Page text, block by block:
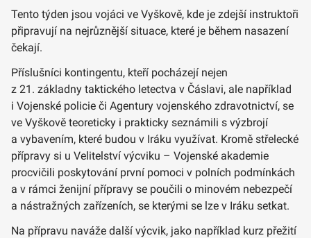
Tento týden jsou vojáci ve Vyškově, kde je zdejší instruktoři
připravují na nejrůznější situace, které je během nasazení
čekají.
Příslušníci kontingentu, kteří pocházejí nejen
z 21. základny taktického letectva v Čáslavi, ale například
i Vojenské policie či Agentury vojenského zdravotnictví, se
ve Vyškově teoreticky i prakticky seznámili s výzbrojí
a vybavením, které budou v Iráku využívat. Kromě střelecké
přípravy si u Velitelství výcviku – Vojenské akademie
procvičili poskytování první pomoci v polních podmínkách
a v rámci ženijní přípravy se poučili o minovém nebezpečí
a nástražných zařízeních, se kterými se lze v Iráku setkat.
Na přípravu naváže další výcvik, jako například kurz přežití